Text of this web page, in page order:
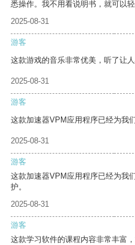
悉操作。我不用看说明书，就可以轻
2025-08-31
游客
这款游戏的音乐非常优美，听了让人
2025-08-31
游客
这款加速器VPM应用程序已经为我
2025-08-31
游客
这款加速器VPM应用程序已经为我
护。
2025-08-31
游客
这款学习软件的课程内容非常丰富